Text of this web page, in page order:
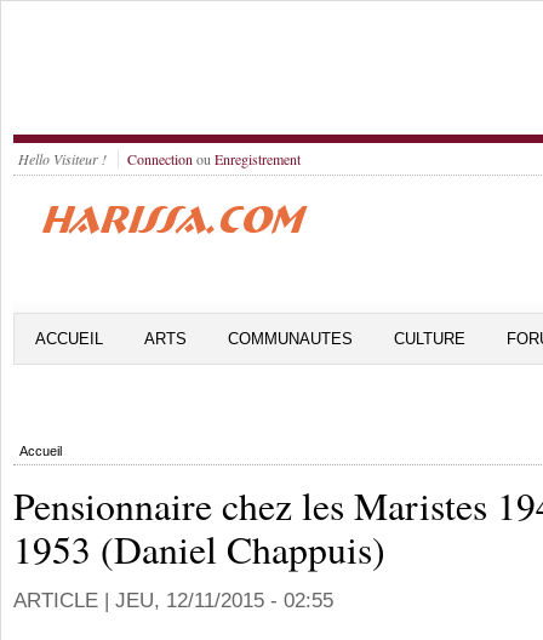
Hello Visiteur ! Connection ou Enregistrement
ACCUEIL ARTS COMMUNAUTES CULTURE
Accueil
Pensionnaire chez les Maristes
1953 (Daniel Chappuis)
ARTICLE | JEU, 12/11/2015 - 02:55